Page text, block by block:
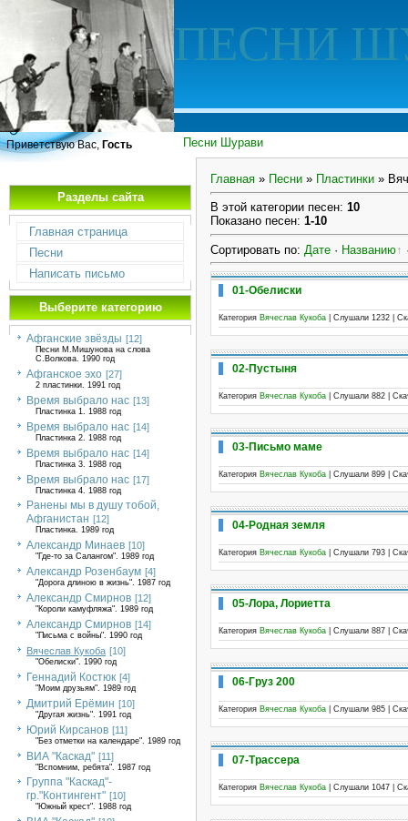
ПЕСНИ
Песни Шурави
Приветствую Вас, Гость
Разделы сайта
Главная страница
Песни
Написать письмо
Выберите категорию
Афганские звёзды [12]
Песни М.Мишунова на слова
С.Волкова. 1990 год
Афганское эхо [27]
2 пластинки. 1991 год
Время выбрало нас [13]
Пластинка 1. 1988 год
Время выбрало нас [14]
Пластинка 2. 1988 год
Время выбрало нас [14]
Пластинка 3. 1988 год
Время выбрало нас [17]
Пластинка 4. 1988 год
Ранены мы в душу тобой,
Афганистан [12]
Пластинка. 1989 год
Александр Минаев [10]
"Где-то за Салангом". 1989 год
Александр Розенбаум [4]
"Дорога длиною в жизнь". 1987 год
Александр Смирнов [12]
"Короли камуфляжа". 1989 год
Александр Смирнов [14]
"Письма с войны". 1990 год
Вячеслав Кукоба [10]
"Обелиски". 1990 год
Геннадий Костюк [4]
"Моим друзьям". 1989 год
Дмитрий Ерёмин [10]
"Другая жизнь". 1991 год
Юрий Кирсанов [11]
"Без отметки на календаре". 1989 год
ВИА "Каскад" [11]
"Вспомним, ребята". 1987 год
Группа "Каскад"-
гр."Контингент" [10]
"Южный крест". 1988 год
Главная » Песни » Пластинки »
В этой категории песен: 10
Показано песен: 1-10
Сортировать по: Дате · Названию
01-Обелиски
Категория Вячеслав Кукоба | Слушали 1232 |
02-Пустыня
Категория Вячеслав Кукоба | Слушали 882 |
03-Письмо маме
Категория Вячеслав Кукоба | Слушали 899 |
04-Родная земля
Категория Вячеслав Кукоба | Слушали 793 |
05-Лора, Лориетта
Категория Вячеслав Кукоба | Слушали 887 |
06-Груз 200
Категория Вячеслав Кукоба | Слушали 985 |
07-Трассера
Категория Вячеслав Кукоба | Слушали 1047 |